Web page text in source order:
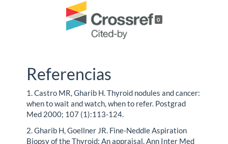
0
Referencias
1. Castro MR, Gharib H. Thyroid nodules and cancer:
when to wait and watch, when to refer. Postgrad
Med 2000; 107 (1):113-124.
2. Gharib H, Goellner JR. Fine-Neddle Aspiration
Biopsy of the Thyroid: An appraisal. Ann Inter Med